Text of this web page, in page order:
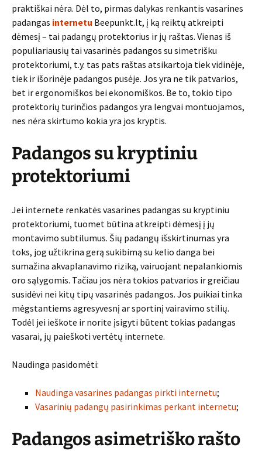
praktiškai nėra. Dėl to, pirmas dalykas renkantis vasarines
padangas internetu Beepunkt.lt, į ką reiktų atkreipti
dėmesį – tai padangų protektorius ir jų raštas. Vienas iš
populiariausių tai vasarinės padangos su simetrišku
protektoriumi, t.y. tas pats raštas atsikartoja tiek vidinėje,
tiek ir išorinėje padangos pusėje. Jos yra ne tik patvarios,
bet ir ergonomiškos bei ekonomiškos. Be to, tokio tipo
protektorių turinčios padangos yra lengvai montuojamos,
nes nėra skirtumo kokia yra jos kryptis.
Padangos su kryptiniu
protektoriumi
Jei internete renkatės vasarines padangas su kryptiniu
protektoriumi, tuomet būtina atkreipti dėmesį į jų
montavimo subtilumus. Šių padangų išskirtinumas yra
toks, jog užtikrina gerą sukibimą su kelio danga bei
sumažina akvaplanavimo riziką, vairuojant nepalankiomis
oro sąlygomis. Tačiau jos nėra tokios patvarios ir greičiau
susidėvi nei kitų tipų vasarinės padangos. Jos puikiai tinka
mėgstantiems agresyvesnį ar sportinį vairavimo stilių.
Todėl jei ieškote ir norite įsigyti būtent tokias padangas
vasarai, jų paieškoti vertėtų internete.
Naudinga pasidomėti:
Naudinga vasarines padangas pirkti internetu;
Vasarinių padangų pasirinkimas perkant internetu;
Padangos asimetriško rašto